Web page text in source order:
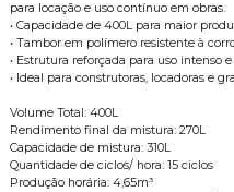
para locação e uso contínuo em obras.
• Capacidade de 400L para maior
• Tambor em polímero resistente à
• Estrutura reforçada para uso intenso
• Ideal para construtoras, locadoras e
Volume Total: 400L
Rendimento final da mistura: 270L
Capacidade de mistura: 310L
Quantidade de ciclos/ hora: 15 ciclos
Produção horária: 4,65m³